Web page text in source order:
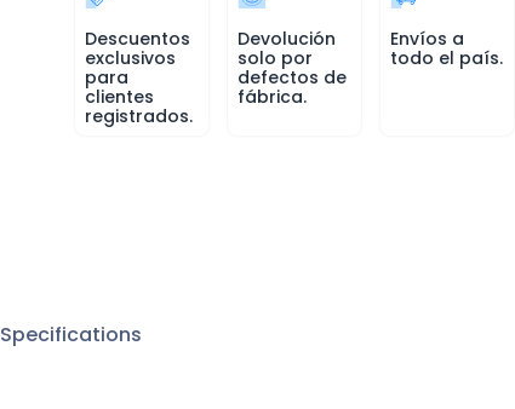
Descuentos
exclusivos
para
clientes
registrados.
Devolución
solo por
defectos de
fábrica.
Envíos a
todo el país.
Specifications